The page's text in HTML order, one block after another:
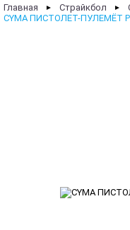
Главная ► Страйкбол ►
CYMA ПИСТОЛЕТ-ПУЛЕМЁТ